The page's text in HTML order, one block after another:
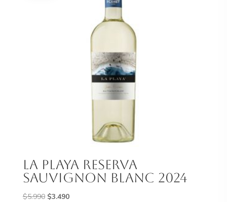
La Playa Reserva
Sauvignon Blanc 2024
$5.990 El
$3.490El